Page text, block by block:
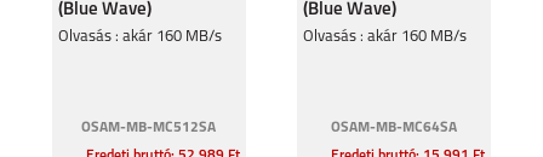
(Blue Wave)
160MB/sec 512GB
Olvasás : akár 160 MB/s
OSAM-MB-MC512SA
(Blue Wave)
160MB/sec 64GB
Olvasás : akár 160 MB/s
OSAM-MB-MC64SA